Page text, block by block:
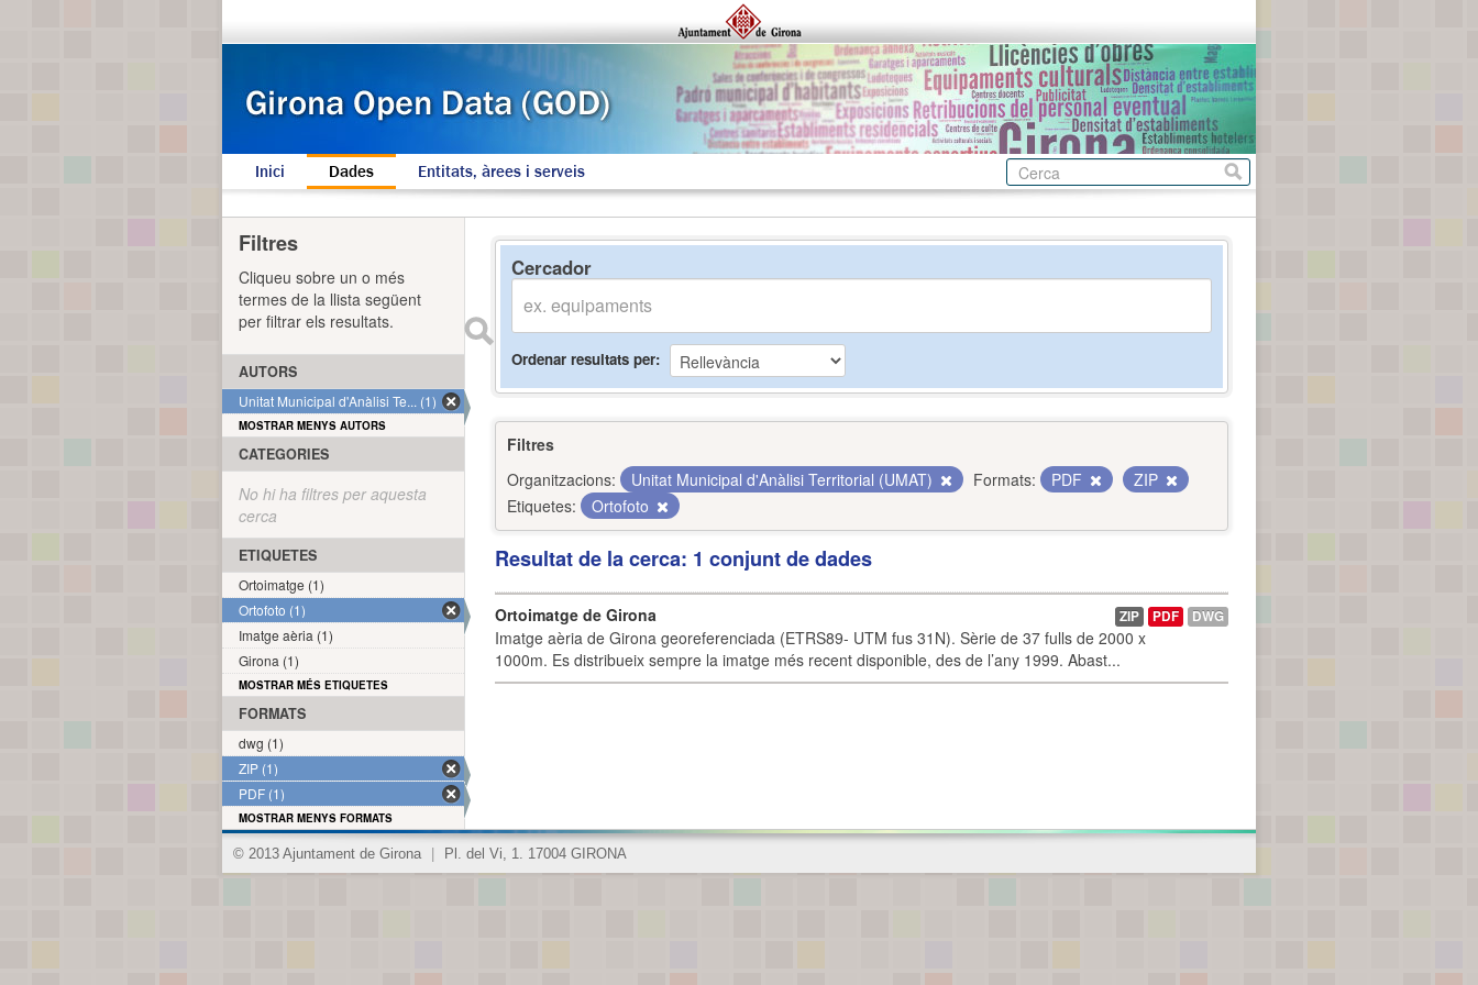
Inici Dades Entitats, àrees i serveis
Cercador
Ordenar resultats per
Filtres
Organitzacions:
Unitat Municipal d'Anàlisi Territorial (UMAT) Formats: PDF
ZIP
Etiquetes:
Ortofoto
Resultat de la cerca: 1 conjunt de dades
Ortoimatge de Girona
Imatge aèria de Girona georeferenciada (ETRS89- UTM fus 31N). Sèrie de 37 fulls de 2000 x
1000m. Es distribueix sempre la imatge més recent disponible, des de l’any 1999. Abast...
ZIP PDF DWG
Filtres
Cliqueu sobre un o més
termes de la llista següent
per filtrar els resultats.
AUTORS
Unitat Municipal d'Anàlisi Te... (1)
MOSTRAR MENYS AUTORS
CATEGORIES
No hi ha filtres per aquesta
cerca
ETIQUETES
Ortoimatge (1)
Ortofoto (1)
Imatge aèria (1)
Girona (1)
MOSTRAR MÉS ETIQUETES
FORMATS
dwg (1)
ZIP (1)
PDF (1)
MOSTRAR MENYS FORMATS
© 2013 Ajuntament de Girona Pl. del Vi, 1. 17004 GIRONA